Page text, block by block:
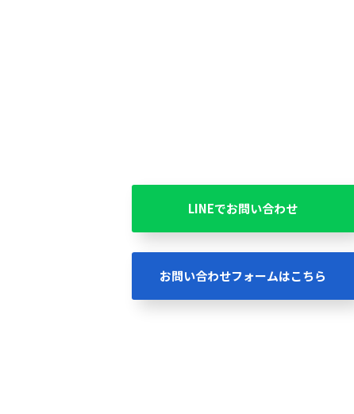
LINEでお問い合わせ
お問い合わせフォームはこちら